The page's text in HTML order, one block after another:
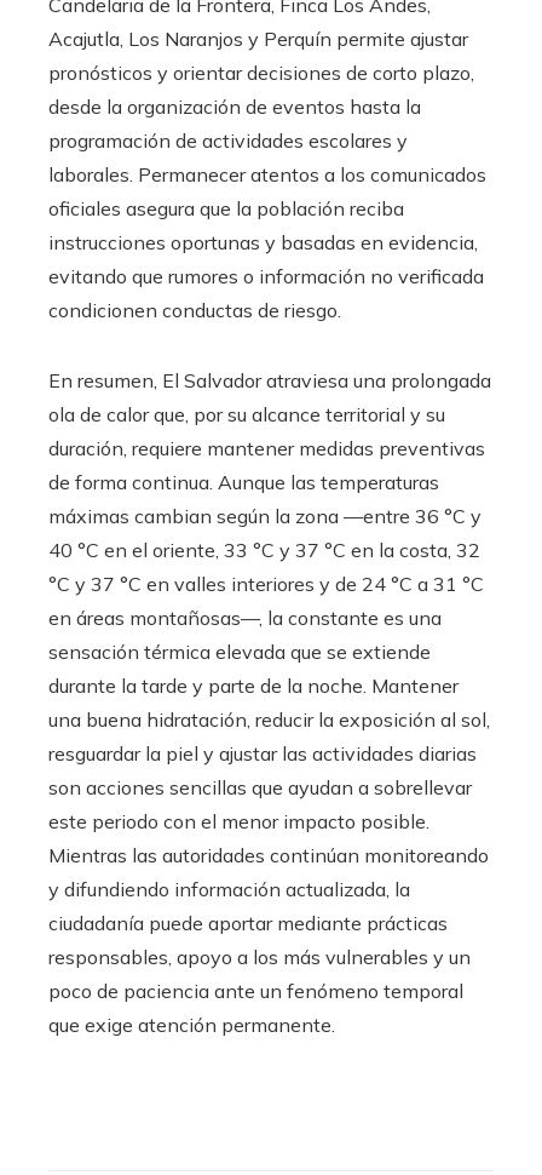
Candelaria de la Frontera, Finca Los Andes,
Acajutla, Los Naranjos y Perquín permite ajustar
pronósticos y orientar decisiones de corto plazo,
desde la organización de eventos hasta la
programación de actividades escolares y
laborales. Permanecer atentos a los comunicados
oficiales asegura que la población reciba
instrucciones oportunas y basadas en evidencia,
evitando que rumores o información no verificada
condicionen conductas de riesgo.
En resumen, El Salvador atraviesa una prolongada
ola de calor que, por su alcance territorial y su
duración, requiere mantener medidas preventivas
de forma continua. Aunque las temperaturas
máximas cambian según la zona —entre 36 °C y
40 °C en el oriente, 33 °C y 37 °C en la costa, 32
°C y 37 °C en valles interiores y de 24 °C a 31 °C
en áreas montañosas—, la constante es una
sensación térmica elevada que se extiende
durante la tarde y parte de la noche. Mantener
una buena hidratación, reducir la exposición al sol,
resguardar la piel y ajustar las actividades diarias
son acciones sencillas que ayudan a sobrellevar
este periodo con el menor impacto posible.
Mientras las autoridades continúan monitoreando
y difundiendo información actualizada, la
ciudadanía puede aportar mediante prácticas
responsables, apoyo a los más vulnerables y un
poco de paciencia ante un fenómeno temporal
que exige atención permanente.